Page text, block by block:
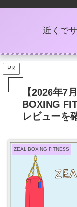
近くで
PR
【2026年7
BOXING
レビューを
ZEAL BOXING FITNESS